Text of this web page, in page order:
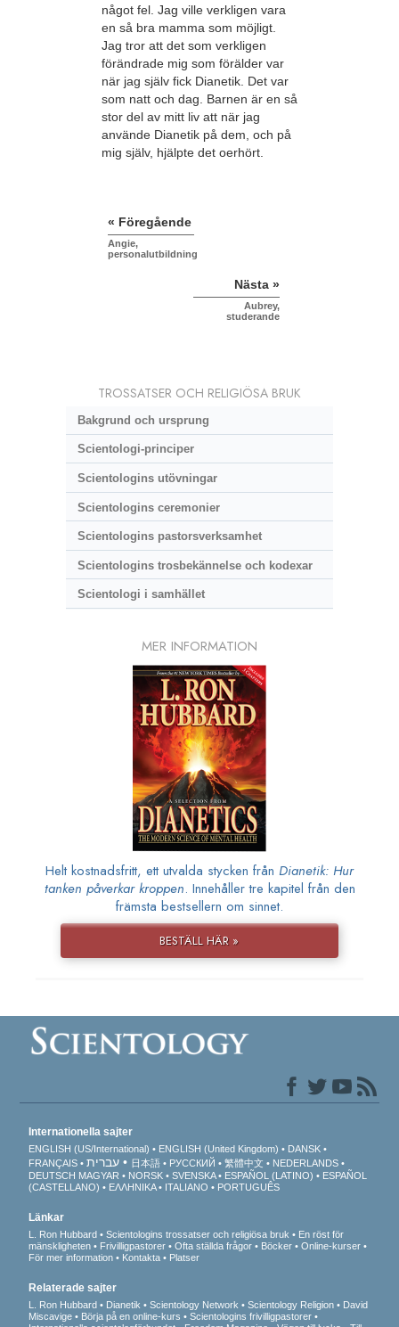
något fel. Jag ville verkligen vara
en så bra mamma som möjligt.
Jag tror att det som verkligen
förändrade mig som förälder var
när jag själv fick Dianetik. Det var
som natt och dag. Barnen är en så
stor del av mitt liv att när jag
använde Dianetik på dem, och på
mig själv, hjälpte det oerhört.
« Föregående
Angie,
personalutbildning
Nästa »
Aubrey,
studerande
TROSSATSER OCH RELIGIÖSA BRUK
Bakgrund och ursprung
Scientologi-principer
Scientologins utövningar
Scientologins ceremonier
Scientologins pastorsverksamhet
Scientologins trosbekännelse och kodexar
Scientologi i samhället
MER INFORMATION
Helt kostnadsfritt, ett utvalda stycken från Dianetik: Hur
tanken påverkar kroppen. Innehåller tre kapitel från den
främsta bestsellern om sinnet.
BESTÄLL HÄR »
Internationella sajter
ENGLISH (US/International) ENGLISH (United Kingdom)
DANSK
FRANÇAIS
עברית 日本語 РУССКИЙ 繁體中文
NEDERLANDS
DEUTSCH MAGYAR NORSK SVENSKA ESPAÑOL (LATINO)
ESPAÑOL
(CASTELLANO)
ΕΛΛΗΝΙΚA ITALIANO PORTUGUÊS
Länkar
L. Ron Hubbard Scientologins trossatser och religiösa bruk
En röst för
mänskligheten
Frivilligpastorer Ofta ställda frågor Böcker
Online-kurser
För mer information
Kontakta Platser
Relaterade sajter
L. Ron Hubbard Dianetik Scientology Network Scientology Religion
David
Miscavige
Börja på en online-kurs
Scientologins frivilligpastorer